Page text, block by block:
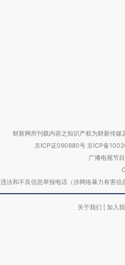
财新网所刊载内容之知识产权为财新传
京ICP证090880号 京ICP备
广播电视节
违法和不良信息举报电话（涉网络暴力有害
关于我们 加入